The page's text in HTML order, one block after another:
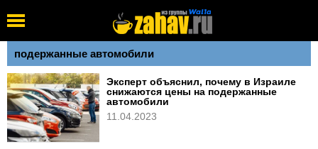
подержанные автомобили
Эксперт объяснил, почему в Израиле
снижаются цены на подержанные
автомобили
11.04.2023